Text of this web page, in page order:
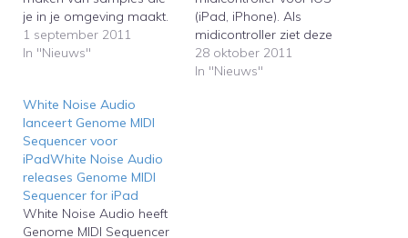
je in je omgeving maakt.
Deze app lijkt vooral
handig voor de iPhone
hanteerbaar is tijdens het
maken van de
opnames.With RealBeat
for iPhone and iPad you
can quickly create…
1 september 2011
In "Nieuws"
(iPad, iPhone). Als
midicontroller ziet deze
app er zeer expressief uit,
zie de onderstaande
28 oktober 2011
In "Nieuws"
White Noise Audio
lanceert Genome MIDI
Sequencer voor
iPadWhite Noise Audio
releases Genome MIDI
Sequencer for iPad
White Noise Audio heeft
Genome MIDI Sequencer